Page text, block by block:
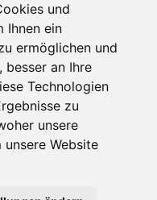
und
Ihnen ein
ermöglichen und
besser an Ihre
Technologien
zu
unsere
Website